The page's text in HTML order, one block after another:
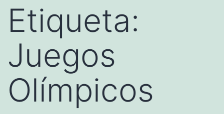
Etiqueta:
Juegos
Olímpicos